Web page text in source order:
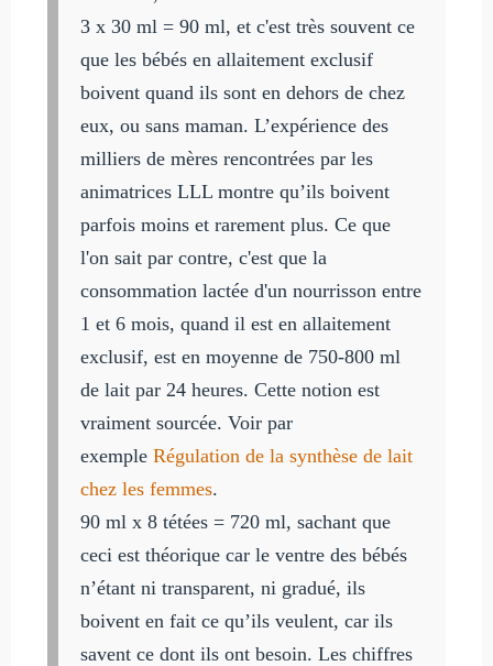
3 x 30 ml = 90 ml, et c'est très souvent ce
que les bébés en allaitement exclusif
boivent quand ils sont en dehors de chez
eux, ou sans maman. L’expérience des
milliers de mères rencontrées par les
animatrices LLL montre qu’ils boivent
parfois moins et rarement plus. Ce que
l'on sait par contre, c'est que la
consommation lactée d'un nourrisson entre
1 et 6 mois, quand il est en allaitement
exclusif, est en moyenne de 750-800 ml
de lait par 24 heures. Cette notion est
vraiment sourcée. Voir par
exemple Régulation de la synthèse de lait
chez les femmes.
90 ml x 8 tétées = 720 ml, sachant que
ceci est théorique car le ventre des bébés
n’étant ni transparent, ni gradué, ils
boivent en fait ce qu’ils veulent, car ils
savent ce dont ils ont besoin. Les chiffres